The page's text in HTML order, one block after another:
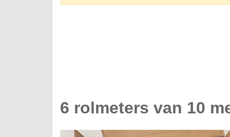
6 rolmeters van 10